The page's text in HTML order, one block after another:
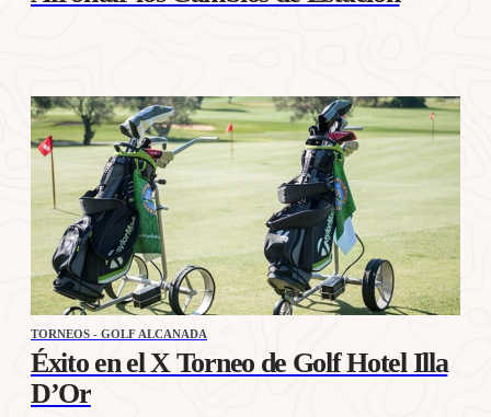
TORNEOS - GOLF ALCANADA
Éxito en el X Torneo de Golf Hotel Illa
D’Or